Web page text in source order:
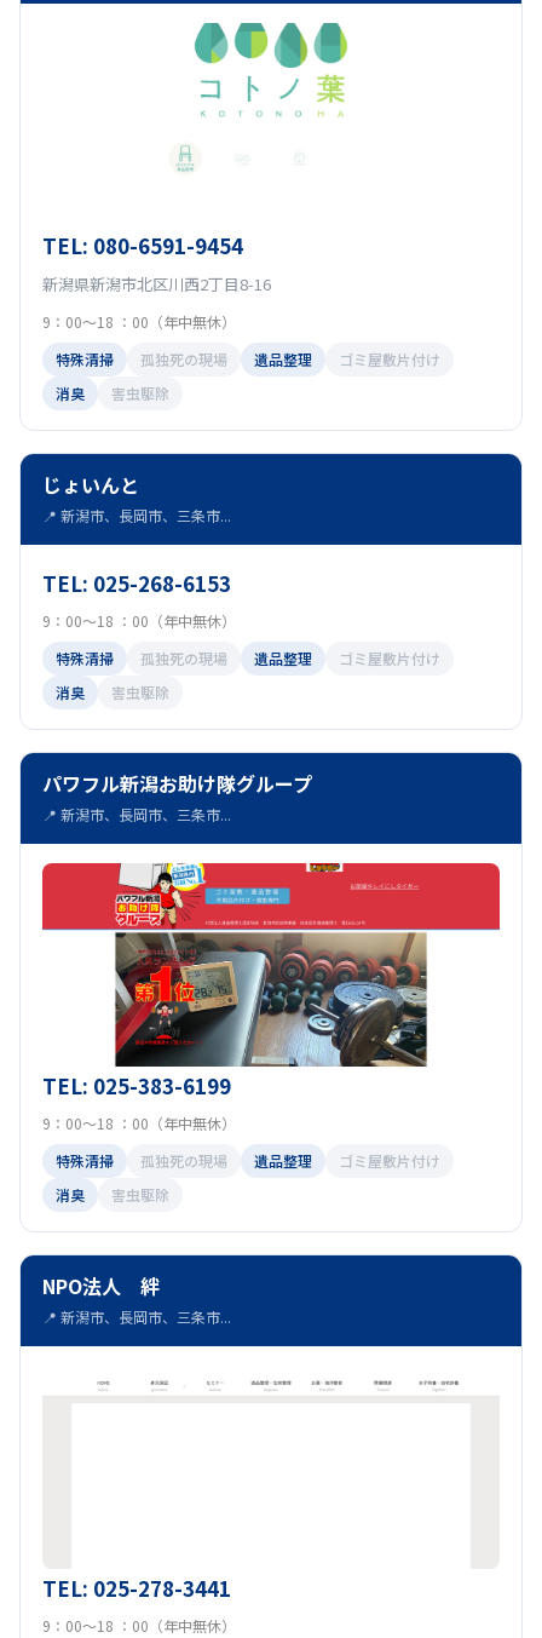
TEL: 080-6591-9454
新潟県新潟市北区川西2丁目8-16
9：00～18 ：00（年中無休）
特殊清掃
孤独死の現場 遺品整理
ゴミ屋敷片付け
消臭
害虫駆除
じょいんと
📍 新潟市、長岡市、三条市...
TEL: 025-268-6153
9：00～18 ：00（年中無休）
特殊清掃
孤独死の現場 遺品整理
ゴミ屋敷片付け
消臭
害虫駆除
パワフル新潟お助け隊グループ
📍 新潟市、長岡市、三条市...
TEL: 025-383-6199
9：00～18 ：00（年中無休）
特殊清掃
孤独死の現場 遺品整理
ゴミ屋敷片付け
消臭
害虫駆除
NPO法人 絆
📍 新潟市、長岡市、三条市...
TEL: 025-278-3441
9：00～18 ：00（年中無休）